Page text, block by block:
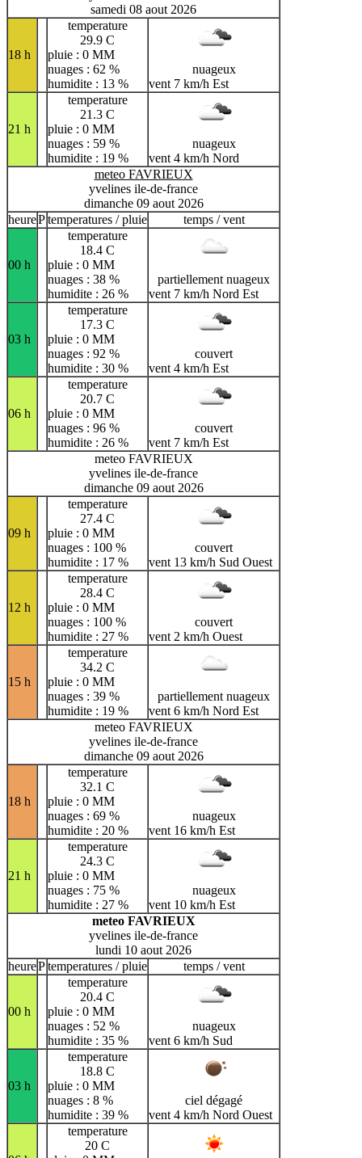
samedi 08 aout 2026
18 h
temperature
29.9 C
pluie : 0 MM
nuages : 62 %
humidite : 13 %
nuageux
vent 7 km/h Est
21 h
temperature
21.3 C
pluie : 0 MM
nuages : 59 %
humidite : 19 %
nuageux
vent 4 km/h Nord
meteo FAVRIEUX
yvelines ile-de-france
dimanche 09 aout 2026
heurePtemperatures / pluie temps / vent
00 h
temperature
18.4 C
pluie : 0 MM
nuages : 38 %
humidite : 26 %
partiellement nuageux
vent 7 km/h Nord Est
03 h
temperature
17.3 C
pluie : 0 MM
nuages : 92 %
humidite : 30 %
couvert
vent 4 km/h Est
06 h
temperature
20.7 C
pluie : 0 MM
nuages : 96 %
humidite : 26 %
couvert
vent 7 km/h Est
meteo FAVRIEUX
yvelines ile-de-france
dimanche 09 aout 2026
09 h
temperature
27.4 C
pluie : 0 MM
nuages : 100 %
humidite : 17 %
couvert
vent 13 km/h Sud Ouest
12 h
temperature
28.4 C
pluie : 0 MM
nuages : 100 %
humidite : 27 %
couvert
vent 2 km/h Ouest
15 h
temperature
34.2 C
pluie : 0 MM
nuages : 39 %
humidite : 19 %
partiellement nuageux
vent 6 km/h Nord Est
meteo FAVRIEUX
yvelines ile-de-france
dimanche 09 aout 2026
18 h
temperature
32.1 C
pluie : 0 MM
nuages : 69 %
humidite : 20 %
nuageux
vent 16 km/h Est
21 h
temperature
24.3 C
pluie : 0 MM
nuages : 75 %
humidite : 27 %
nuageux
vent 10 km/h Est
meteo FAVRIEUX
yvelines ile-de-france
lundi 10 aout 2026
heurePtemperatures / pluie temps / vent
00 h
temperature
20.4 C
pluie : 0 MM
nuages : 52 %
humidite : 35 %
nuageux
vent 6 km/h Sud
03 h
temperature
18.8 C
pluie : 0 MM
nuages : 8 %
humidite : 39 %
ciel dégagé
vent 4 km/h Nord Ouest
temperature
20 C